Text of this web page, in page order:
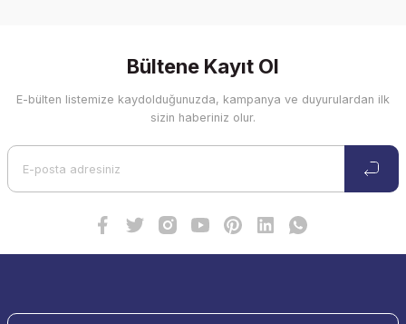
Bültene Kayıt Ol
E-bülten listemize kaydolduğunuzda, kampanya ve duyurulardan ilk
sizin haberiniz olur.